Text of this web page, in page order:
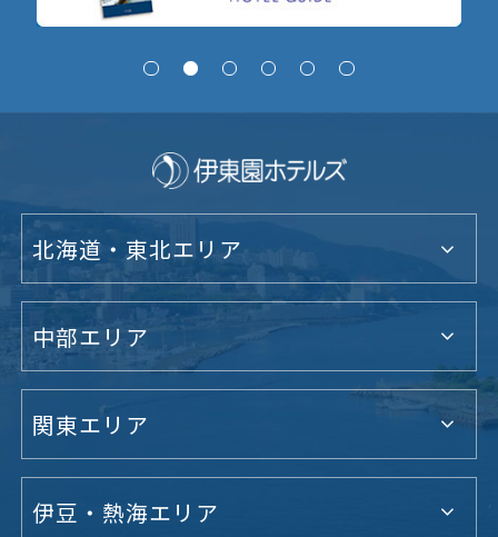
北海道・東北エリア
中部エリア
関東エリア
伊豆・熱海エリア